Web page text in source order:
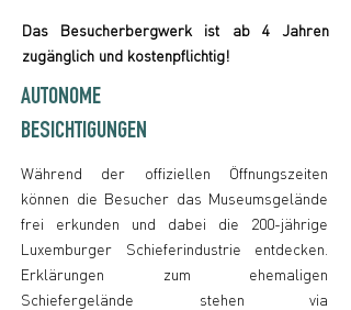
Das Besucherbergwerk ist ab 4 Jahren
zugänglich und kostenpflichtig!
AUTONOME
BESICHTIGUNGEN
Während der offiziellen Öffnungszeiten
können die Besucher das Museumsgelände
frei erkunden und dabei die 200-jährige
Luxemburger Schieferindustrie entdecken.
Erklärungen zum ehemaligen
Schiefergelände stehen via